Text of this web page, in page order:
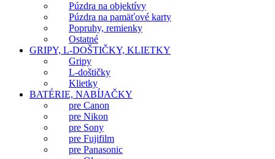
Púzdra na objektívy
Púzdra na pamäťové karty
Popruhy, remienky
Ostatné
GRIPY, L-DOŠTIČKY, KLIETKY
Gripy
L-doštičky
Klietky
BATÉRIE, NABÍJAČKY
pre Canon
pre Nikon
pre Sony
pre Fujifilm
pre Panasonic